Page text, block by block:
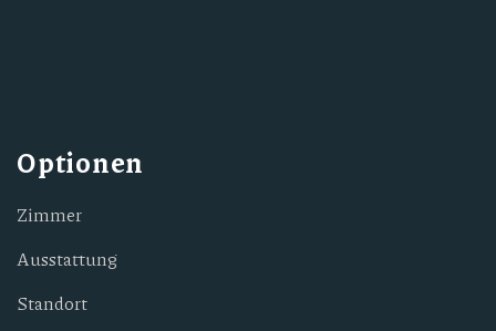
Optionen
Zimmer
Ausstattung
Standort